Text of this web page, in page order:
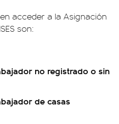
acceder a la Asignación
son:
no registrado o sin
de casas